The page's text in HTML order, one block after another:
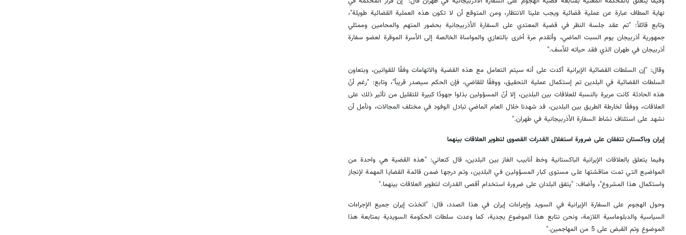
نهاية المطاف عبارة عن عملية قضائية ويجب علينا الانتظار، ومن المتوقع أن لا تكون هذه العملية القضائية طويلة"،
وتابع قائلاً: "تم عقد جلسة النظر في قضية المعتدي على السفارة الأذربيجانية بحضور المتهم والمحامين وممثلي
جمهورية أذربيجان يوم السبت الماضي، وأتقدم مرة أخرى بالتعازي والمواساة الخالصة إلى الأسرة الموقرة لعضو سفارة
أذربيجان في طهران الذي فقد حياته للأسف."
وقال: "إن السلطات القضائية الإيرانية أكدت على أنه سيتم التعامل مع هذه القضية والاتهامات وفقًا للقوانين، وبتعاون
السلطات القضائية في البلدين تم إستكمال عملية التحقيق، ووفقًا للقاضي، فإن الحكم سيصدر قريباً"، وتابع: "رغم أنّ
هذه الحادثة كانت مريرة بالنسبة للعلاقات بين البلدين، إلا أنّ المسؤولين بذلوا جهودًا كبيرة للتقليل من تأثير ذلك على
العلاقات، ووفقًا لخارطة الطريق بين البلدين، قد شهدنا خلال العام الماضي تبادل الوفود في مختلف المجالات، ونأمل أن
نشهد على استئناف نشاط السفارة الأذربيجانية في طهران."
إيران وباكستان تتفقان على ضرورة استغلال القدرات القصوى لتطوير العلاقات بينهما
وفيما يتعلق بالعلاقات الإيرانية الباكستانية وخط أنابيب الغاز بين البلدين، قال كنعاني: "هذه القضية هي واحدة من
المواضيع التي تمت مناقشتها على مستوى كبار المسؤولين في البلدين، وتم درجها ضمن قائمة القضايا المهمة لإنجاز
واستكمال هذا المشروع"، وأضاف: "يتفق البلدان على ضرورة استخدام أقصى القدرات لتطوير العلاقات بينهما."
وحول الهجوم على السفارة الإيرانية في السويد وإجراءات إيران في هذا الصدد، قال: "اتخذت إيران جميع الإجراءات
السياسية والدبلوماسية اللازمة، ونحن نتابع هذا الموضوع بجدية، كما وعدت سلطات الحكومة السويدية بمتابعة هذا
الموضوع وتم القبض على 5 من المهاجمين."